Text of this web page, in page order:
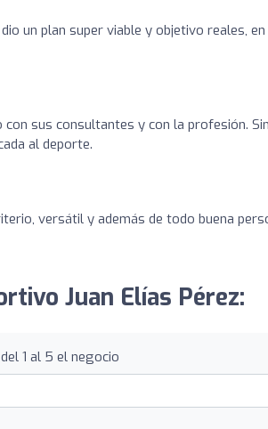
un plan super viable y objetivo reales, en
sus consultantes y con la profesión. Sin
al deporte.
versátil y además de todo buena
Juan Elías Pérez:
1 al 5 el negocio